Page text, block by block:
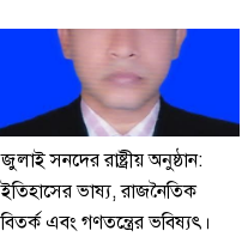
জুলাই সনদের রাষ্ট্রীয় অনুষ্ঠান:
ইতিহাসের ভাষ্য, রাজনৈতিক
বিতর্ক এবং গণতন্ত্রের ভবিষ্যৎ।